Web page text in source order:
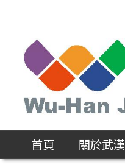
區
首頁 關於武漢